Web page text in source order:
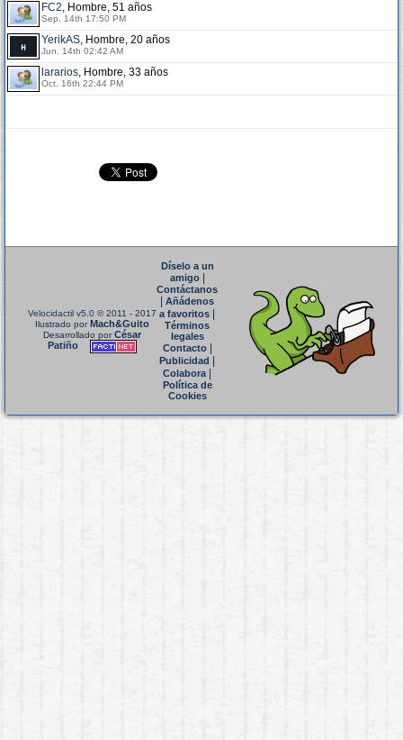
FC2, Hombre, 51 años
Sep. 14th 17:50 PM
YerikAS, Hombre, 20 años
Jun. 14th 02:42 AM
lararios, Hombre, 33 años
Oct. 16th 22:44 PM
Velocidactil v5.0 © 2011 - 2017
Ilustrado porMach&Guito
Desarrollado porCésar
Patiño
Díselo a un
amigo|
Contáctanos
Añádenos
a favoritos
Términos
legales
Contacto|
Publicidad
Colabora|
Política de
Cookies